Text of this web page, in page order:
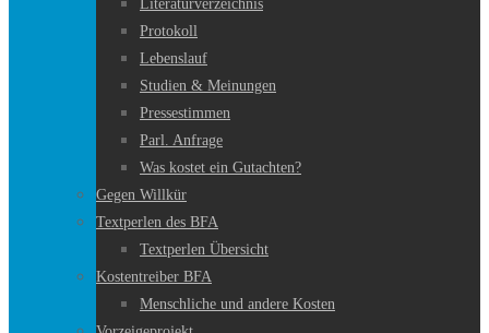
Literaturverzeichnis
Protokoll
Lebenslauf
Studien & Meinungen
Pressestimmen
Parl. Anfrage
Was kostet ein Gutachten?
Gegen Willkür
Textperlen des BFA
Textperlen Übersicht
Kostentreiber BFA
Menschliche und andere Kosten